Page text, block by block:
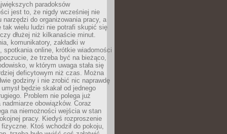
paradoksów
jest to, że nigdy wcześniej nie
narzędzi do organizowania pracy, a
tak wielu ludzi nie potrafi skupić się
dłużej niż kilkanaście minut.
komunikatory, zakładki w
spotkania online, krótkie wiadomości
że trzeba być na bieżąco,
w którym uwaga stała się
deficytowym niż czas. Można
godziny i nie zrobić nic naprawdę
będzie skakał od jednego
Problem nie polega już
nadmiarze obowiązków. Coraz
na niemożności wejścia w stan
pracy. Kiedyś rozproszenie
fizyczne. Ktoś wchodził do pokoju,